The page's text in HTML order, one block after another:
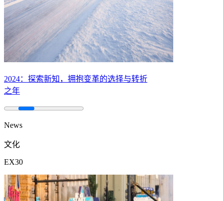
2024：探索新知，拥抱变革的选择与转折
之年
News
文化
EX30